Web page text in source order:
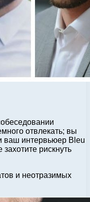
отвлекать; вы
ваш интервьюер Bleu
рискнуть
и неотразимых